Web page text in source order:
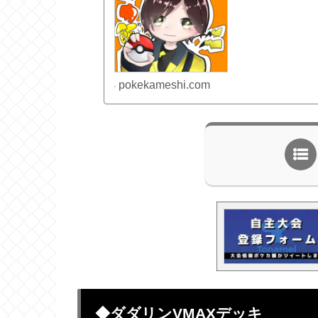
pokekameshi.com
◆ダダリンVMAXデッキ